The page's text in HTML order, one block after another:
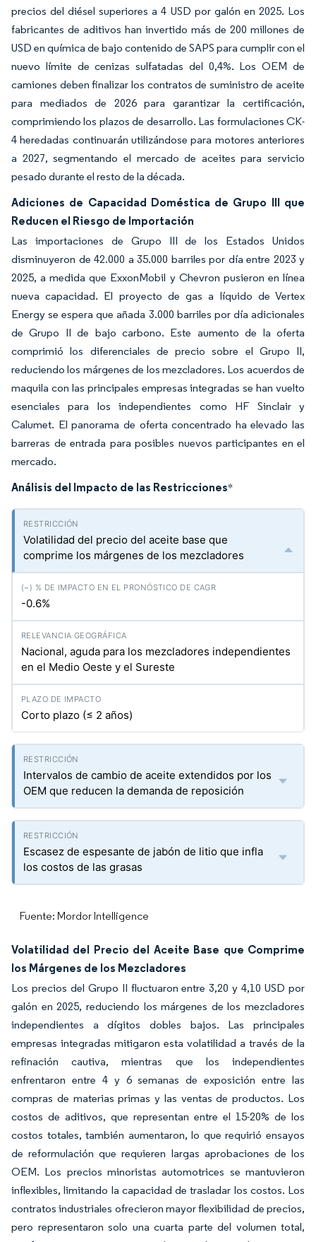
precios del diésel superiores a 4 USD por galón en 2025. Los
fabricantes de aditivos han invertido más de 200 millones de
USD en química de bajo contenido de SAPS para cumplir con el
nuevo límite de cenizas sulfatadas del 0,4%. Los OEM de
camiones deben finalizar los contratos de suministro de aceite
para mediados de 2026 para garantizar la certificación,
comprimiendo los plazos de desarrollo. Las formulaciones CK-
4 heredadas continuarán utilizándose para motores anteriores
a 2027, segmentando el mercado de aceites para servicio
pesado durante el resto de la década.
Adiciones de Capacidad Doméstica de Grupo III que
Reducen el Riesgo de Importación
Las importaciones de Grupo III de los Estados Unidos
disminuyeron de 42.000 a 35.000 barriles por día entre 2023 y
2025, a medida que ExxonMobil y Chevron pusieron en línea
nueva capacidad. El proyecto de gas a líquido de Vertex
Energy se espera que añada 3.000 barriles por día adicionales
de Grupo II de bajo carbono. Este aumento de la oferta
comprimió los diferenciales de precio sobre el Grupo II,
reduciendo los márgenes de los mezcladores. Los acuerdos de
maquila con las principales empresas integradas se han vuelto
esenciales para los independientes como HF Sinclair y
Calumet. El panorama de oferta concentrado ha elevado las
barreras de entrada para posibles nuevos participantes en el
mercado.
Análisis del Impacto de las Restricciones*
Volatilidad del precio del aceite base que
comprime los márgenes de los mezcladores
-0.6%
Nacional, aguda para los mezcladores independientes
en el Medio Oeste y el Sureste
Corto plazo (≤ 2 años)
Intervalos de cambio de aceite extendidos por los
OEM que reducen la demanda de reposición
Escasez de espesante de jabón de litio que infla
los costos de las grasas
Fuente: Mordor Intelligence
Volatilidad del Precio del Aceite Base que Comprime
los Márgenes de los Mezcladores
Los precios del Grupo II fluctuaron entre 3,20 y 4,10 USD por
galón en 2025, reduciendo los márgenes de los mezcladores
independientes a dígitos dobles bajos. Las principales
empresas integradas mitigaron esta volatilidad a través de la
refinación cautiva, mientras que los independientes
enfrentaron entre 4 y 6 semanas de exposición entre las
compras de materias primas y las ventas de productos. Los
costos de aditivos, que representan entre el 15-20% de los
costos totales, también aumentaron, lo que requirió ensayos
de reformulación que requieren largas aprobaciones de los
OEM. Los precios minoristas automotrices se mantuvieron
inflexibles, limitando la capacidad de trasladar los costos. Los
contratos industriales ofrecieron mayor flexibilidad de precios,
pero representaron solo una cuarta parte del volumen total,